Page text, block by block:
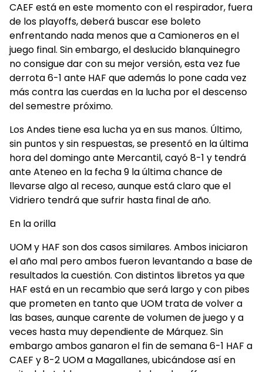
CAEF está en este momento con el respirador, fuera
de los playoffs, deberá buscar ese boleto
enfrentando nada menos que a Camioneros en el
juego final. Sin embargo, el deslucido blanquinegro
no consigue dar con su mejor versión, esta vez fue
derrota 6-1 ante HAF que además lo pone cada vez
más contra las cuerdas en la lucha por el descenso
del semestre próximo.
Los Andes tiene esa lucha ya en sus manos. Último,
sin puntos y sin respuestas, se presentó en la última
hora del domingo ante Mercantil, cayó 8-1 y tendrá
ante Ateneo en la fecha 9 la última chance de
llevarse algo al receso, aunque está claro que el
Vidriero tendrá que sufrir hasta final de año.
En la orilla
UOM y HAF son dos casos similares. Ambos iniciaron
el año mal pero ambos fueron levantando a base de
resultados la cuestión. Con distintos libretos ya que
HAF está en un recambio que será largo y con pibes
que prometen en tanto que UOM trata de volver a
las bases, aunque carente de volumen de juego y a
veces hasta muy dependiente de Márquez. Sin
embargo ambos ganaron el fin de semana 6-1 HAF a
CAEF y 8-2 UOM a Magallanes, ubicándose así en